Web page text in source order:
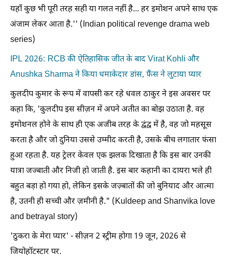
यहाँ कुछ भी पूरी तरह सही या गलत नहीं है... हर इमोशन अपने साथ एक
अंजाम लेकर आता है.'' (Indian political revenge drama web
series)
IPL 2026: RCB की ऐतिहासिक जीत के बाद Virat Kohli और
Anushka Sharma ने किया धमाकेदार डांस, फैंस ने लुटाया प्यार
कुलदीप कुमार के रूप में वापसी कर रहे धवल ठाकुर ने इस अवसर पर
कहा कि, 'कुलदीप इस सीज़न में अपने अतीत का बोझ उठाता है. वह
इमोशनल होने के साथ ही एक अजीब तरह के द्वंद्व में है, वह जो महसूस
करता है और जो दुनिया उससे उम्मीद करती है, उसके बीच लगातार फंसा
हुआ रहता है. यह ट्रेलर केवल एक झलक दिखाता है कि इस बार उनकी
यात्रा जज्बाती और निजी हो जाती है. इस बार कहानी का दायरा भले ही
बहुत बड़ा हो गया हो, लेकिन इसके जज़्बातों की जो बुनियाद और आत्मा
है, उतनी ही सच्ची और ज़मीनी है." (Kuldeep and Shanvika love
and betrayal story)
'ठुकरा के मेरा प्यार' - सीज़न 2 स्ट्रीम होगा 19 जून, 2026 से
जियोहॉटस्टार पर.